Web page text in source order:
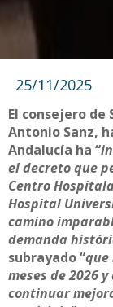
25/11/2025
El consejero de
Antonio Sanz,
Andalucía ha “
el decreto que
Centro
Hospital
camino
demanda
subrayado “que
meses de 2026
continuar